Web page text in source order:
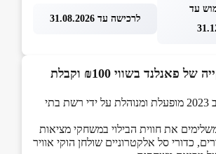
עד
לרכישה עד 31.08.2026
שובר למשחקייה של פאנלנד בשווי ₪100 וקבלת
פאנלנד הוקמה ב 2023 מופעלת ומנוהלת על ידי רשת בתי
את חווית הבילוי במשחקי מציאות
כדורי סל אלקטרוניים שולחן הוקי אוויר